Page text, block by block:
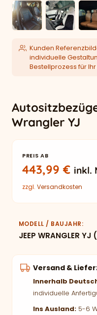
Kunden
individuelle
Bestellprozess für
Wrangler YJ
PREIS AB
443,99€ inkl.
zzgl. Versandkosten
MODELL / BAUJAHR
JEEP WRANGLER
Versand &
Innerhalb
individuelle
Ins Ausland: 5-6